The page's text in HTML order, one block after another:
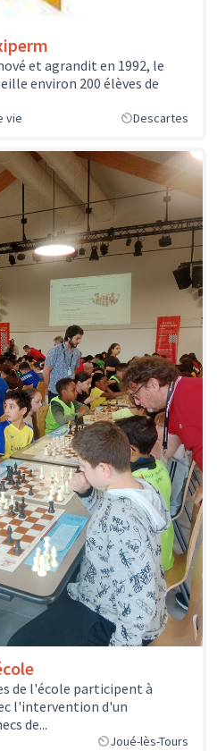
et agrandit en 1992, le
environ 200 élèves de
vie Descartes
de l'école participent à
l'intervention d'un
de...
Joué-lès-Tours